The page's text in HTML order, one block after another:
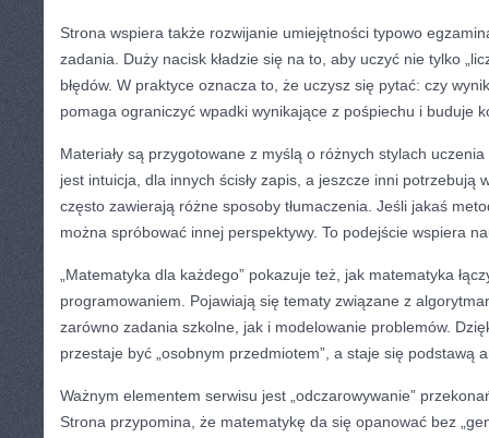
Strona wspiera także rozwijanie umiejętności typowo
zadania. Duży nacisk kładzie się na to, aby uczyć nie tylko
błędów. W praktyce oznacza to, że uczysz się pytać: czy
pomaga ograniczyć wpadki wynikające z pośpiechu i buduje
Materiały są przygotowane z myślą o różnych stylach
jest intuicja, dla innych ścisły zapis, a jeszcze inni potrzebują
często zawierają różne sposoby tłumaczenia. Jeśli jakaś
można spróbować innej perspektywy. To podejście wspiera
„Matematyka dla każdego” pokazuje też, jak matematyka
programowaniem. Pojawiają się tematy związane z
zarówno zadania szkolne, jak i modelowanie problemów.
przestaje być „osobnym przedmiotem”, a staje się podstawą
Ważnym elementem serwisu jest „odczarowywanie”
Strona przypomina, że matematykę da się opanować bez